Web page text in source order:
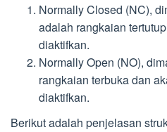
Normally Closed (NC),
adalah rangkaian
diaktifkan.
Normally Open (NO),
rangkaian terbuka dan
diaktifkan.
Berikut adalah penjelasan